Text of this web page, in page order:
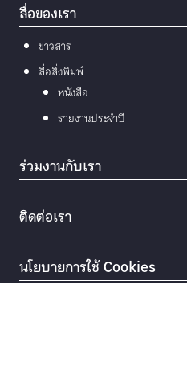
สื่อของเรา
ข่าวสาร
สื่อสิ่งพิมพ์
หนังสือ
รายงานประจำปี
ร่วมงานกับเรา
ติดต่อเรา
นโยบายการใช้ Cookies